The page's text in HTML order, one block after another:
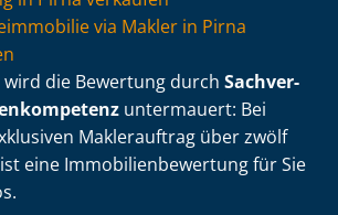
via Makler in Pirna
wird die Bewertung durch Sach­ver­
untermauert: Bei
Maklerauftrag über zwölf
eine Im­mo­bi­li­en­be­wer­tung für Sie